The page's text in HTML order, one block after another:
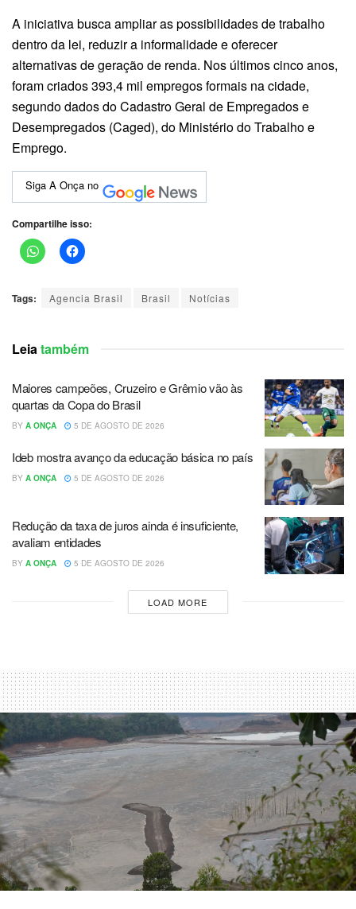
A iniciativa busca ampliar as possibilidades de trabalho
dentro da lei, reduzir a informalidade e oferecer
alternativas de geração de renda. Nos últimos cinco anos,
foram criados 393,4 mil empregos formais na cidade,
segundo dados do Cadastro Geral de Empregados e
Desempregados (Caged), do Ministério do Trabalho e
Emprego.
Siga A Onça no
Compartilhe isso:
Tags: Agencia Brasil Brasil Notícias
Leiatambém
Maiores campeões, Cruzeiro e Grêmio vão às
quartas da Copa do Brasil
BY A ONÇA 5 DE AGOSTO DE 2026
Ideb mostra avanço da educação básica no país
BY A ONÇA 5 DE AGOSTO DE 2026
Redução da taxa de juros ainda é insuficiente,
avaliam entidades
BY A ONÇA 5 DE AGOSTO DE 2026
LOAD MORE